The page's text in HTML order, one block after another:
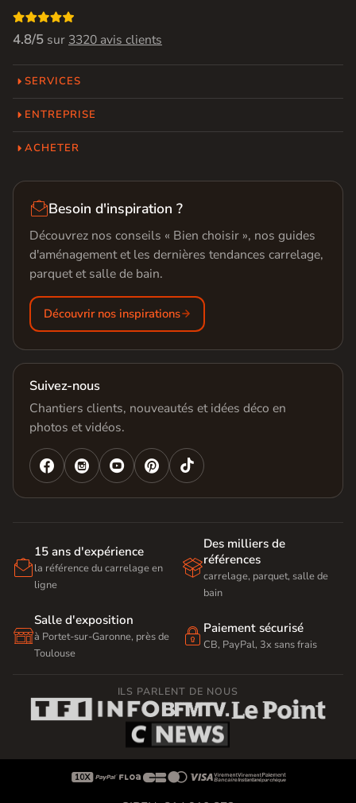

4.8/5 sur 3320 avis clients
SERVICES
ENTREPRISE
ACHETER
Besoin d'inspiration ?
Découvrez nos conseils « Bien choisir », nos guides
d'aménagement et les dernières tendances carrelage,
parquet et salle de bain.
Découvrir nos inspirations
Suivez-nous
Chantiers clients, nouveautés et idées déco en
photos et vidéos.
   

15 ans d'expérience
la référence du carrelage en
ligne

Des milliers de
références
carrelage, parquet, salle de
bain

Salle d'exposition
à Portet-sur-Garonne, près de
Toulouse
 Paiement sécurisé
CB, PayPal, 3x sans frais
ILS PARLENT DE NOUS
